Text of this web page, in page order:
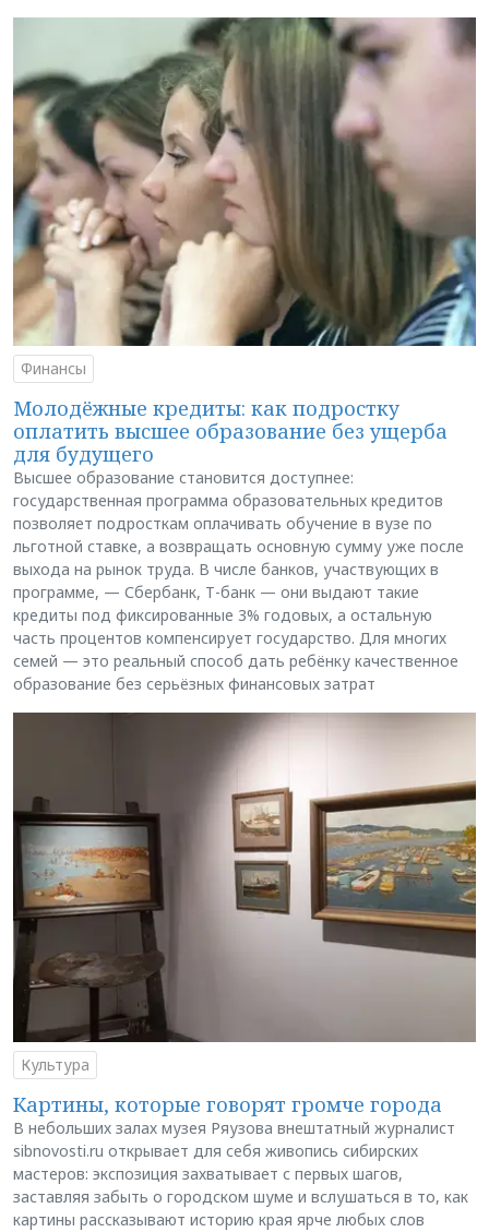
Финансы
Молодёжные кредиты: как подростку
оплатить высшее образование без ущерба
для будущего
Высшее образование становится доступнее:
государственная программа образовательных кредитов
позволяет подросткам оплачивать обучение в вузе по
льготной ставке, а возвращать основную сумму уже после
выхода на рынок труда. В числе банков, участвующих в
программе, — Сбербанк, Т-банк — они выдают такие
кредиты под фиксированные 3% годовых, а остальную
часть процентов компенсирует государство. Для многих
семей — это реальный способ дать ребёнку качественное
образование без серьёзных финансовых затрат
Культура
Картины, которые говорят громче города
В небольших залах музея Ряузова внештатный журналист
sibnovosti.ru открывает для себя живопись сибирских
мастеров: экспозиция захватывает с первых шагов,
заставляя забыть о городском шуме и вслушаться в то, как
картины рассказывают историю края ярче любых слов